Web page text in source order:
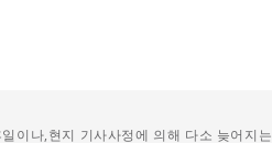
나,현지 기사사정에 의해 다소 늦어지